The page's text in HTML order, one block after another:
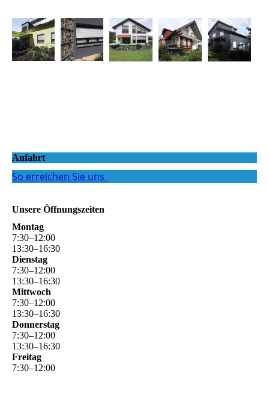
Anfahrt
So erreichen Sie uns
Unsere Öffnungszeiten
Montag
7:30–12:00
13:30–16:30
Dienstag
7:30–12:00
13:30–16:30
Mittwoch
7:30–12:00
13:30–16:30
Donnerstag
7:30–12:00
13:30–16:30
Freitag
7:30–12:00